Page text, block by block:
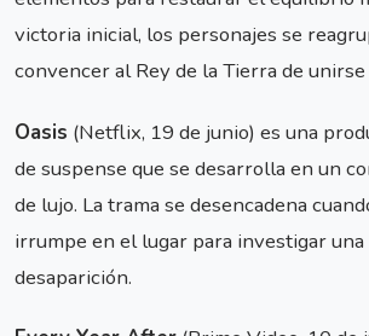
victoria inicial, los personajes se
convencer al Rey de la Tierra de unirse
Oasis (Netflix, 19 de junio) es una
de suspense que se desarrolla en un
de lujo. La trama se desencadena
irrumpe en el lugar para investigar
desaparición.